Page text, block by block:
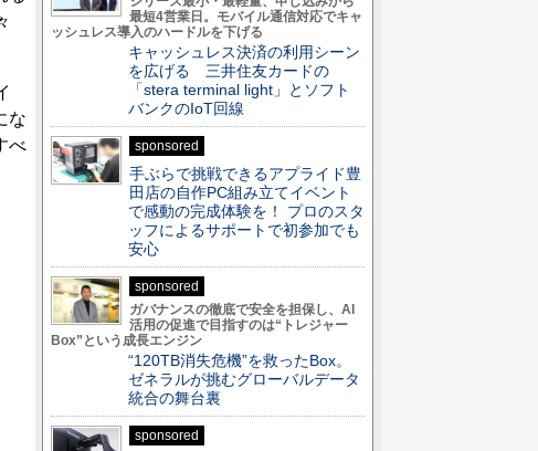
な
べ
最短4営業日。モバイル通信対応でキャ
ッシュレス導入のハードルを下げる
キャッシュレス決済の利用シーン
を広げる 三井住友カードの
「stera terminal light」とソフト
バンクのIoT回線
sponsored
手ぶらで挑戦できるアプライド豊
田店の自作PC組み立てイベント
で感動の完成体験を！ プロのスタ
ッフによるサポートで初参加でも
安心
sponsored
ガバナンスの徹底で安全を担保し、AI
活用の促進で目指すのは“トレジャー
Box”という成長エンジン
“120TB消失危機”を救ったBox。
ゼネラルが挑むグローバルデータ
統合の舞台裏
sponsored